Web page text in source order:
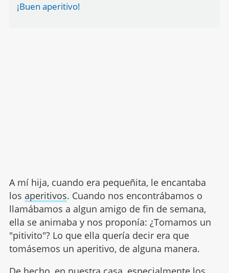
¡Buen aperitivo!
A mí hija, cuando era pequeñita, le encantaba
los aperitivos. Cuando nos encontrábamos o
llamábamos a algun amigo de fin de semana,
ella se animaba y nos proponía: ¿Tomamos un
"pitivito"? Lo que ella quería decir era que
tomásemos un aperitivo, de alguna manera.